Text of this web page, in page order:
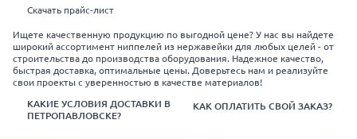
Скачать прайс-лист
Ищете качественную продукцию по выгодной цене? У нас вы найдете
широкий ассортимент ниппелей из нержавейки для любых целей - от
строительства до производства оборудования. Надежное качество,
быстрая доставка, оптимальные цены. Доверьтесь нам и реализуйте
свои проекты с уверенностью в качестве материалов!
КАКИЕ УСЛОВИЯ ДОСТАВКИ В
ПЕТРОПАВЛОВСКЕ?
КАК ОПЛАТИТЬ СВОЙ ЗАКАЗ?